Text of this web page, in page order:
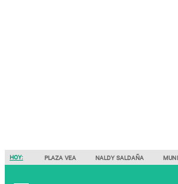
HOY: PLAZA VEA NALDY SALDAÑA